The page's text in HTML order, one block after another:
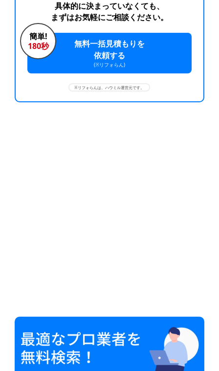
具体的に決まっていなくても、
まずはお気軽にご相談ください。
簡単!
180秒
無料一括見積もりを
依頼する
(※リフォらん)
※リフォらんは、ハウミル運営元です。